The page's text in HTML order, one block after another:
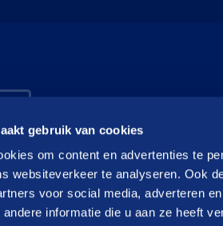
gebruik van cookies
om content en advertenties te
websiteverkeer te analyseren. Ook
voor social media, adverteren
informatie die u aan ze heeft